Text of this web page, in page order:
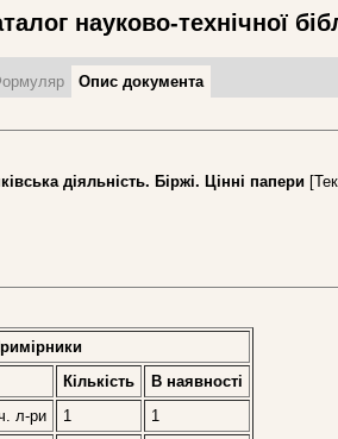
науково-технічної
Опис документа
діяльність. Біржі. Цінні папери
Кількість
В наявностi
л-ри
1
1